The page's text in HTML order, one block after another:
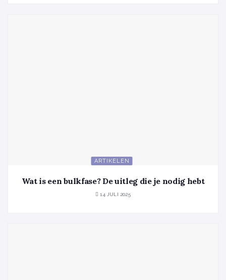
ARTIKELEN
Wat is een bulkfase? De uitleg die je nodig hebt
14 JULI 2025